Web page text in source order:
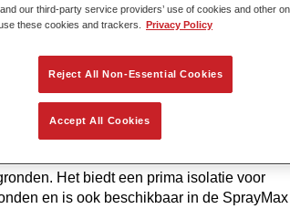
Standox EP-
U7200S, op basis van epoxy, is een
Het biedt een prima isolatie voor
en is ook beschikbaar in de
our third-party service providers’ use of cookies and other
these cookies and trackers.
Privacy Policy
Reject All Non-Essential Cookies
Accept All Cookies